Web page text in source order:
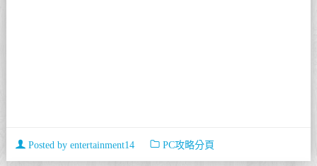
Posted by entertainment14 PC攻略分頁